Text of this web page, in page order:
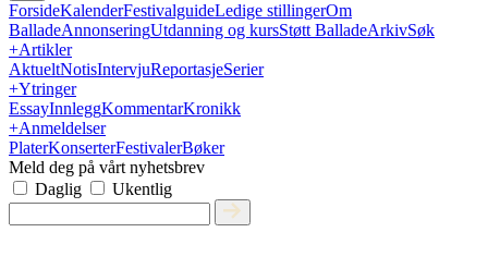
ForsideKalenderFestivalguideLedige stillingerOm
BalladeAnnonseringUtdanning og kursStøtt BalladeArkivSøk
+Artikler
AktueltNotisIntervjuReportasjeSerier
+Ytringer
EssayInnleggKommentarKronikk
+Anmeldelser
PlaterKonserterFestivalerBøker
Meld deg på vårt nyhetsbrev
Daglig
Ukentlig